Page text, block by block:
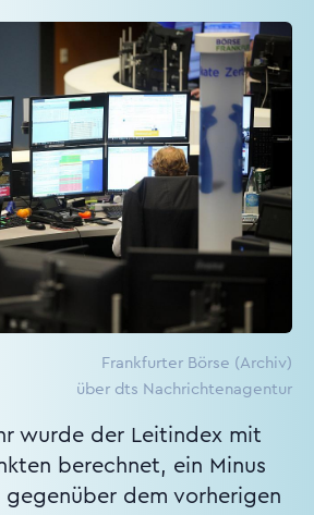
Frankfurter Börse (Archiv)
über dts Nachrichtenagentur
wurde der Leitindex mit
berechnet, ein Minus
gegenüber dem vorherigen